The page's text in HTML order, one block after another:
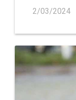
2/03/2024